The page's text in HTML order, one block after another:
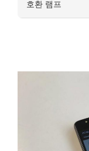
호환 램프